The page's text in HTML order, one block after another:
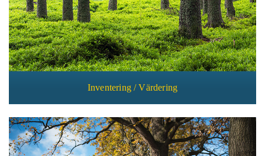
Inventering / Värdering